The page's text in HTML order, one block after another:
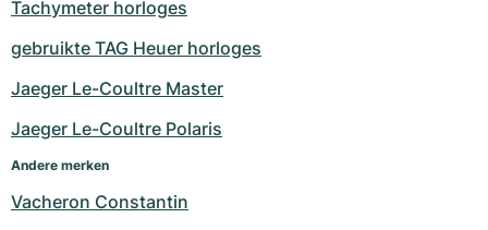
Tachymeter horloges
gebruikte TAG Heuer horloges
Jaeger Le-Coultre Master
Jaeger Le-Coultre Polaris
Andere merken
Vacheron Constantin